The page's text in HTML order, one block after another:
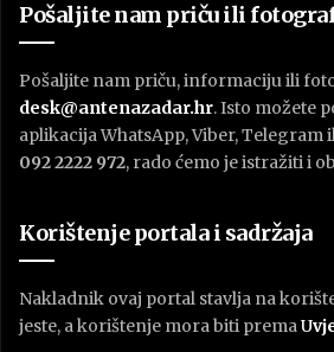
Pošaljite nam priču ili
Pošaljite nam priču, informaciju ili
desk@antenazadar.hr. Isto možete
aplikacija WhatsApp, Viber, Telegram
092 2222 972, rado ćemo je istražiti i
Korištenje portala i sadržaja
Nakladnik ovaj portal stavlja na
jeste, a korištenje mora biti premaU